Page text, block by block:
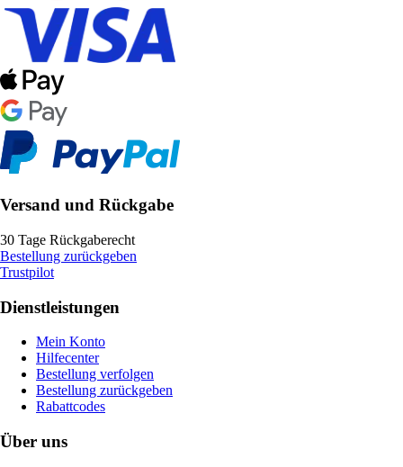
Versand und Rückgabe
30 Tage Rückgaberecht
Bestellung zurückgeben
Trustpilot
Dienstleistungen
Mein Konto
Hilfecenter
Bestellung verfolgen
Bestellung zurückgeben
Rabattcodes
Über uns